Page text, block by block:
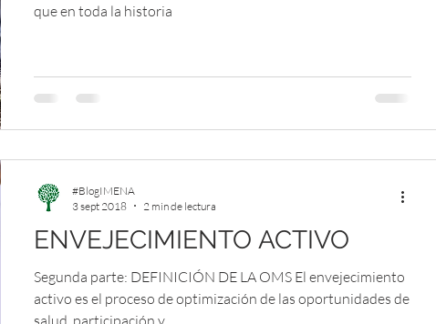
que en toda la historia
ENVEJECIMIENTO ACTIVO
Segunda parte: DEFINICIÓN DE LA OMS El envejecimiento
activo es el proceso de optimización de las oportunidades de
salud, participación y...
#BlogIMENA
3 sept 2018
2 min de lectura